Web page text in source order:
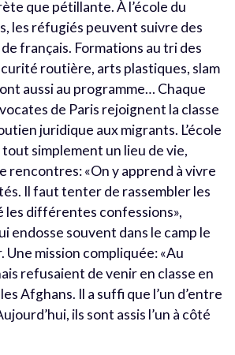
que pétillante. À l’école du
les réfugiés peuvent suivre des
français. Formations au tri des
routière, arts plastiques, slam
aussi au programme… Chaque
de Paris rejoignent la classe
juridique aux migrants. L’école
tout simplement un lieu de vie,
rencontres: «On y apprend à vivre
Il faut tenter de rassembler les
les différentes confessions»,
endosse souvent dans le camp le
Une mission compliquée: «Au
refusaient de venir en classe en
Afghans. Il a suffi que l’un d’entre
ils sont assis l’un à côté